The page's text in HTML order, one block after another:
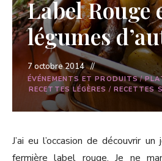
Label Rouge
légumes
7 octobre 2014
ÉVÉNEMENTS ET PRODUITS/
RECETTES LÉGÈRES / RECETTES
J’ai eu l’occasion de découvrir
fermière label rouge. Je ne